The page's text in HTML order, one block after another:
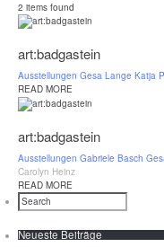
2 items found
art:badgastein
Ausstellungen Gesa Lange Katja
READ MORE
art:badgastein
Ausstellungen Gabriele Basch
Carolyn Heinz
READ MORE
Neueste Beiträge